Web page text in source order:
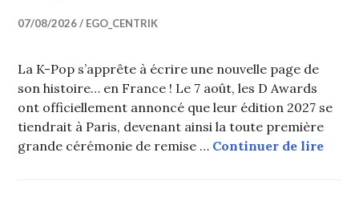
07/08/2026 EGO_CENTRIK
La K-Pop s’apprête à écrire une nouvelle page de
son histoire… en France ! Le 7 août, les D Awards
ont officiellement annoncé que leur édition 2027 se
tiendrait à Paris, devenant ainsi la toute première
grande cérémonie de remise … Continuer de lireLes